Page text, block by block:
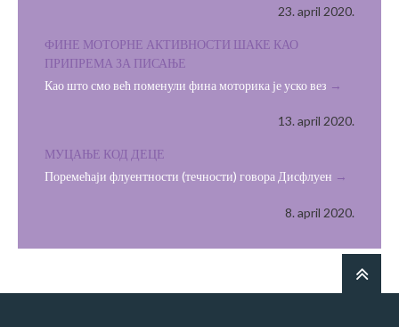
23. april 2020.
ФИНЕ МОТОРНЕ АКТИВНОСТИ ШАКЕ КАО
ПРИПРЕМА ЗА ПИСАЊЕ
Као што смо већ поменули фина моторика је уско вез
13. april 2020.
МУЦАЊЕ КОД ДЕЦЕ
Поремећаји флуентности (течности) говора Дисфлуен
8. april 2020.